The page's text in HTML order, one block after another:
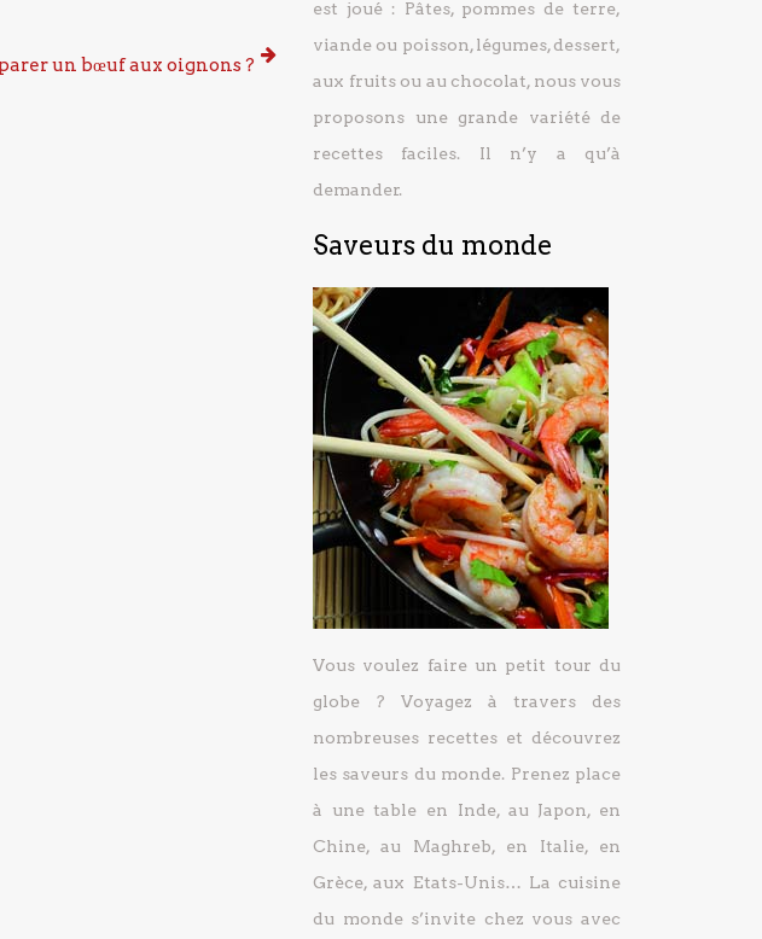
un bœuf aux oignons ?
est joué : Pâtes, pommes de terre,
viande ou poisson, légumes, dessert,
aux fruits ou au chocolat, nous vous
proposons une grande variété de
recettes faciles. Il n’y a qu’à
demander.
Saveurs du monde
Vous voulez faire un petit tour du
globe ? Voyagez à travers des
nombreuses recettes et découvrez
les saveurs du monde. Prenez place
à une table en Inde, au Japon, en
Chine, au Maghreb, en Italie, en
Grèce, aux Etats-Unis… La cuisine
du monde s’invite chez vous avec